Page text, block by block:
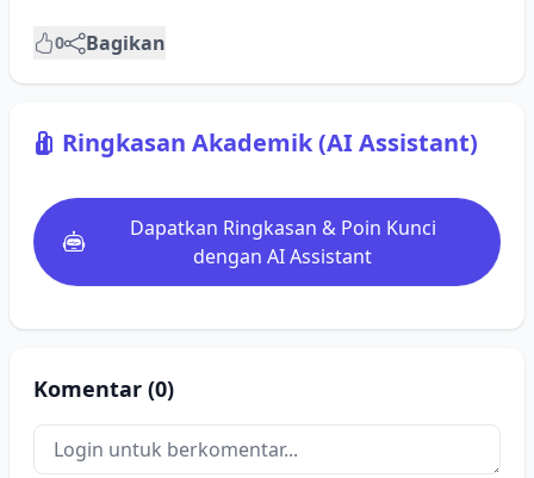
0 Bagikan
Ringkasan Akademik (AI Assistant)
Dapatkan Ringkasan & Poin Kunci
dengan AI Assistant
Komentar (0)